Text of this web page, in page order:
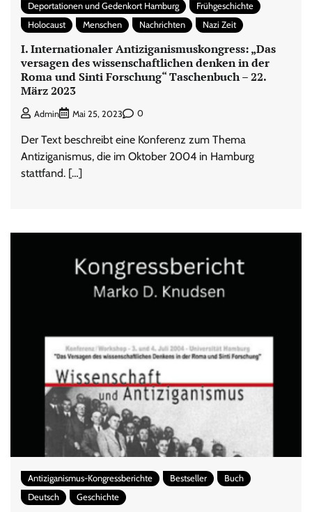
Deportationen und Gedenkort Hamburg
Frühgeschichte
Holocaust
Menschen Nachrichten Nazi Zeit
I. Internationaler Antiziganismuskongress: „Das
versagen des wissenschaftlichen denken in der
Roma und Sinti Forschung“ Taschenbuch – 22.
März 2023
Admin Mai 25, 2023 0
Der Text beschreibt eine Konferenz zum Thema
Antiziganismus, die im Oktober 2004 in Hamburg
stattfand. […]
Antiziganismus-Kongressberichte Bestseller
Buch
Deutsch
Geschichte